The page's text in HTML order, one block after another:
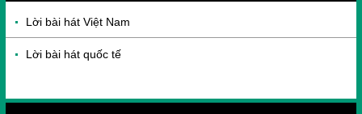
Lời bài hát Việt Nam
Lời bài hát quốc tế